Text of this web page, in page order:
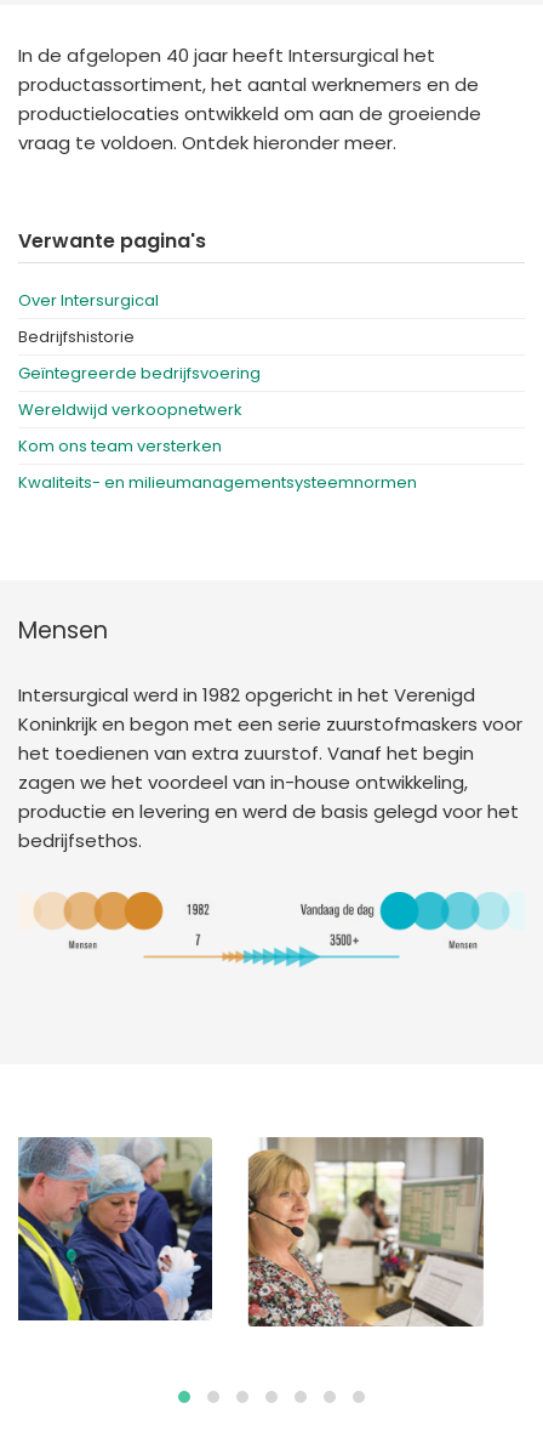
France
International English
In de afgelopen 40 jaar heeft Intersurgical het
productassortiment, het aantal werknemers en de
productielocaties ontwikkeld om aan de groeiende
vraag te voldoen. Ontdek hieronder meer.
Verwante pagina's
Over Intersurgical
Bedrijfshistorie
Geïntegreerde bedrijfsvoering
Wereldwijd verkoopnetwerk
Kom ons team versterken
Kwaliteits- en milieumanagementsysteemnormen
Mensen
Intersurgical werd in 1982 opgericht in het Verenigd
Koninkrijk en begon met een serie zuurstofmaskers voor
het toedienen van extra zuurstof. Vanaf het begin
zagen we het voordeel van in-house ontwikkeling,
productie en levering en werd de basis gelegd voor het
bedrijfsethos.